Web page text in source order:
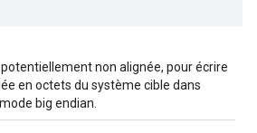
non alignée, pour écrire
en octets du système cible dans
big endian.